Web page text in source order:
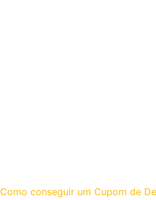
Como conseguir um Cupom de